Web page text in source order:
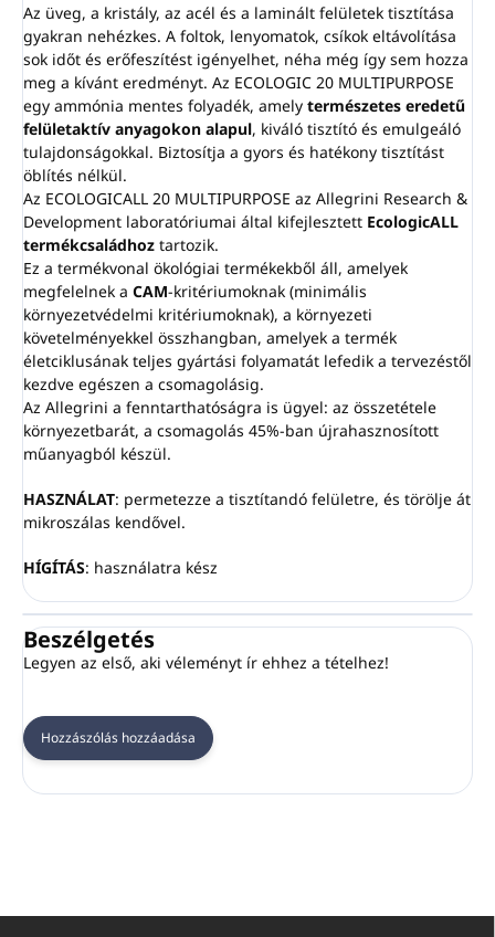
Az üveg, a kristály, az acél és a laminált felületek tisztítása
gyakran nehézkes. A foltok, lenyomatok, csíkok eltávolítása
sok időt és erőfeszítést igényelhet, néha még így sem hozza
meg a kívánt eredményt. Az ECOLOGIC 20 MULTIPURPOSE
egy ammónia mentes folyadék, amely természetes eredetű
felületaktív anyagokon alapul, kiváló tisztító és emulgeáló
tulajdonságokkal. Biztosítja a gyors és hatékony tisztítást
öblítés nélkül.
Az ECOLOGICALL 20 MULTIPURPOSE az Allegrini Research &
Development laboratóriumai által kifejlesztett EcologicALL
termékcsaládhoz tartozik.
Ez a termékvonal ökológiai termékekből áll, amelyek
megfelelnek a CAM-kritériumoknak (minimális
környezetvédelmi kritériumoknak), a környezeti
követelményekkel összhangban, amelyek a termék
életciklusának teljes gyártási folyamatát lefedik a tervezéstől
kezdve egészen a csomagolásig.
Az Allegrini a fenntarthatóságra is ügyel: az összetétele
környezetbarát, a csomagolás 45%-ban újrahasznosított
műanyagból készül.
HASZNÁLAT: permetezze a tisztítandó felületre, és törölje át
mikroszálas kendővel.
HÍGÍTÁS: használatra kész
Beszélgetés
Legyen az első, aki véleményt ír ehhez a tételhez!
Hozzászólás hozzáadása
L